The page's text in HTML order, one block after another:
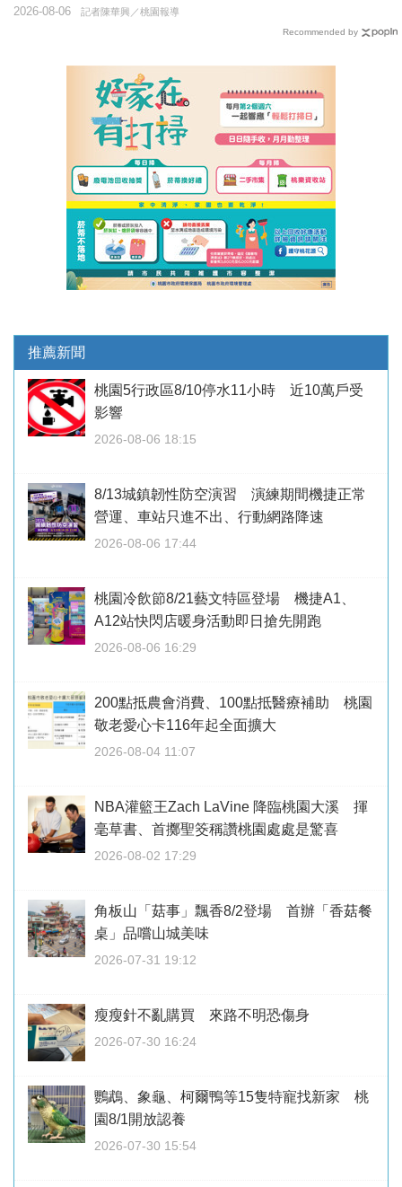
記者陳華興／桃園報導
2026-08-06
Recommended by
推薦新聞
桃園5行政區8/10停水11小時 近10萬戶受
影響
2026-08-06 18:15
8/13城鎮韌性防空演習 演練期間機捷正常
營運、車站只進不出、行動網路降速
2026-08-06 17:44
桃園冷飲節8/21藝文特區登場 機捷A1、
A12站快閃店暖身活動即日搶先開跑
2026-08-06 16:29
200點抵農會消費、100點抵醫療補助 桃園
敬老愛心卡116年起全面擴大
2026-08-04 11:07
NBA灌籃王Zach LaVine 降臨桃園大溪 揮
毫草書、首擲聖筊稱讚桃園處處是驚喜
2026-08-02 17:29
角板山「菇事」飄香8/2登場 首辦「香菇餐
桌」品嚐山城美味
2026-07-31 19:12
瘦瘦針不亂購買 來路不明恐傷身
2026-07-30 16:24
鸚鵡、象龜、柯爾鴨等15隻特寵找新家 桃
園8/1開放認養
2026-07-30 15:54